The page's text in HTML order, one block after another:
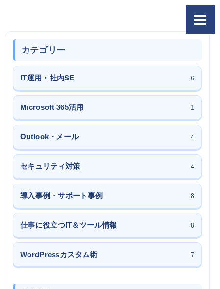
カテゴリー
IT運用・社内SE 6
Microsoft 365活用 1
Outlook・メール 4
セキュリティ対策 4
導入事例・サポート事例 8
仕事に役立つIT＆ツール情報 8
WordPressカスタム術 7